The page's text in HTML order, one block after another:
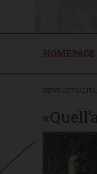
HOMEPAGE
NEWS ATTUALITÀ